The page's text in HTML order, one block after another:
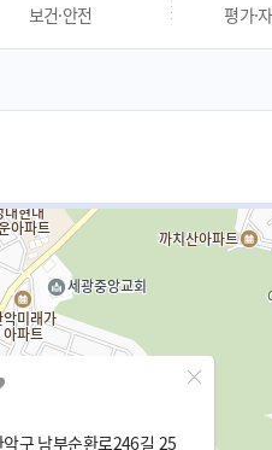
보건·안전 평가·
구 남부순환로246길 25